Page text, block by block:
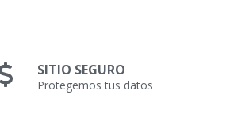
SITIO SEGURO
Protegemos tus datos